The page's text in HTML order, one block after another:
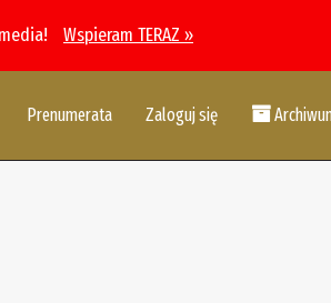
Wspieram TERAZ »
Prenumerata Zaloguj się